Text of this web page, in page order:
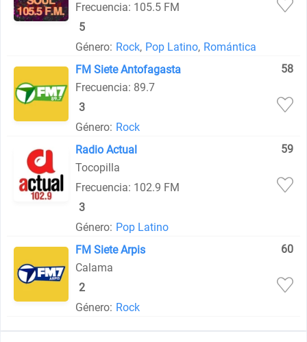
Frecuencia: 105.5 FM
5
Género: Rock, Pop Latino, Romántica
FM Siete Antofagasta
58
Frecuencia: 89.7
3
Género: Rock
Radio Actual
59
Tocopilla
Frecuencia: 102.9 FM
3
Género: Pop Latino
FM Siete Arpis
60
Calama
2
Género: Rock